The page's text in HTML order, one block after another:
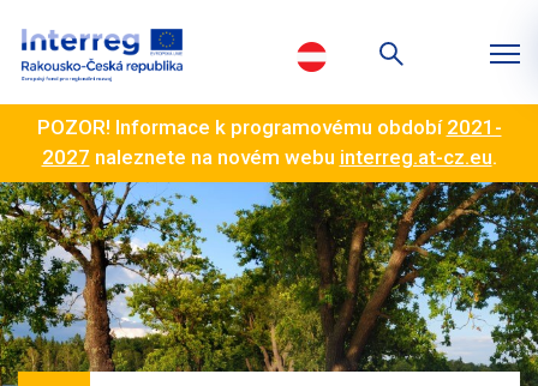
POZOR! Informace k programovému období 2021-
2027 naleznete na novém webu interreg.at-cz.eu.